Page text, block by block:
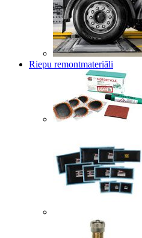
Riepu remontmateriāli